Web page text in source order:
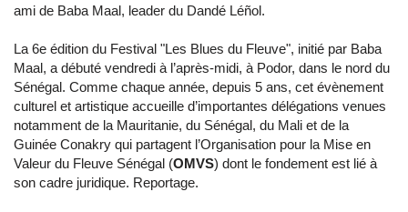
ami de Baba Maal, leader du Dandé Léñol.
La 6e édition du Festival "Les Blues du Fleuve", initié par Baba
Maal, a débuté vendredi à l’après-midi, à Podor, dans le nord du
Sénégal. Comme chaque année, depuis 5 ans, cet évènement
culturel et artistique accueille d’importantes délégations venues
notamment de la Mauritanie, du Sénégal, du Mali et de la
Guinée Conakry qui partagent l’Organisation pour la Mise en
Valeur du Fleuve Sénégal (OMVS) dont le fondement est lié à
son cadre juridique. Reportage.